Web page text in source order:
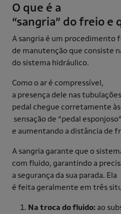
O que é a
“sangria” do freio e
A sangria é um procedimento
de manutenção que consiste
do sistema hidráulico.
Como o ar é compressível,
a presença dele nas
pedal chegue corretamente
sensação de “pedal esponjoso”
e aumentando a distância de
A sangria garante que o
com fluido, garantindo a
a segurança da sua parada. Ela
é feita geralmente em três
Na troca do fluido: ao